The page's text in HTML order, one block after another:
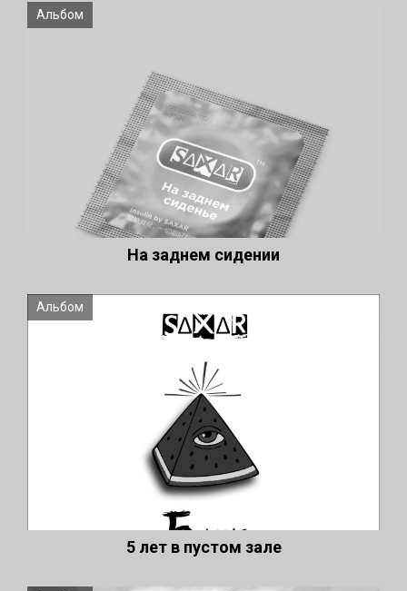
Альбом
На заднем сидении
Альбом
5 лет в пустом зале